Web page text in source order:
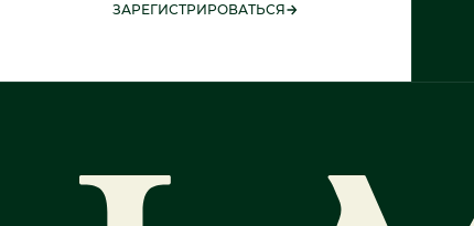
ЗАРЕГИСТРИРОВАТЬСЯ